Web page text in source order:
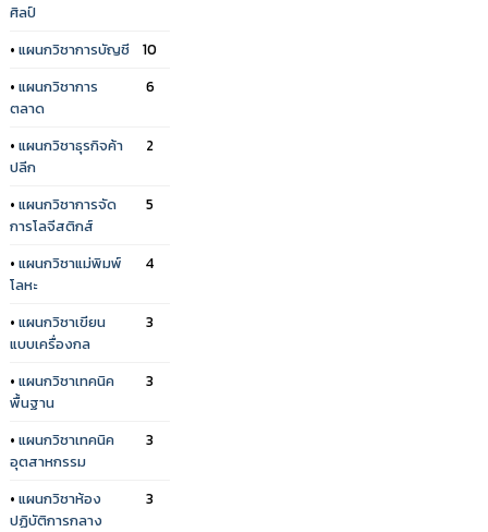
ศิลป์
• แผนกวิชาการบัญชี 10
• แผนกวิชาการ
ตลาด
6
• แผนกวิชาธุรกิจค้า
ปลีก
2
• แผนกวิชาการจัด
การโลจีสติกส์
5
• แผนกวิชาแม่พิมพ์
โลหะ
4
• แผนกวิชาเขียน
แบบเครื่องกล
3
• แผนกวิชาเทคนิค
พื้นฐาน
3
• แผนกวิชาเทคนิค
อุตสาหกรรม
3
• แผนกวิชาห้อง
ปฏิบัติการกลาง
3